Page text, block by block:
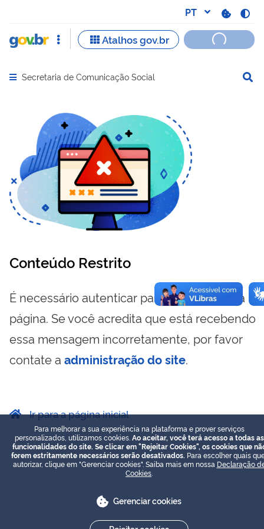
Abrir menu principal de navegação
Secretaria de Comunicação Social
Conteúdo Restrito
É necessário autenticar para visualizar essa
página. Se você acredita que está recebendo
essa mensagem incorretamente, por favor
contate a administração do site.
Ir para a página inicial
Para melhorar a sua experiência na plataforma e prover serviços
personalizados, utilizamos cookies. Ao aceitar, você terá acesso a todas as
funcionalidades do site. Se clicar em "Rejeitar Cookies", os cookies que
forem estritamente necessários serão desativados. Para escolher quais
autorizar, clique em "Gerenciar cookies". Saiba mais em nossa Declaração
Cookies
Gerenciar cookies